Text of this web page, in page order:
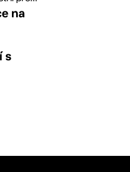
na
s